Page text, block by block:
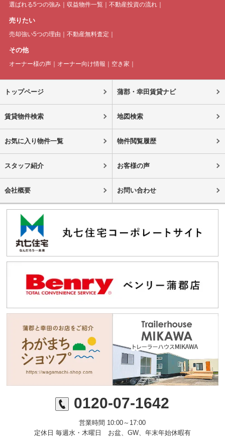
選ばれる5つの強み 収益物件一覧 不動産投資の流れ
売りたい
売却強い5つの理由 不動産無料査定
その他
オーナー様の声 オーナー向け情報 空き家
トップページ 蒲郡・幸田賃貸ナビ
賃貸物件検索 地図検索
お気に入り物件一覧 物件閲覧履歴
スタッフ紹介 お客様の声
会社概要 お問い合わせ
0120-07-1642
営業時間 10:00～17:00
定休日 毎週水・木曜日 お盆、GW、年末年始休暇有